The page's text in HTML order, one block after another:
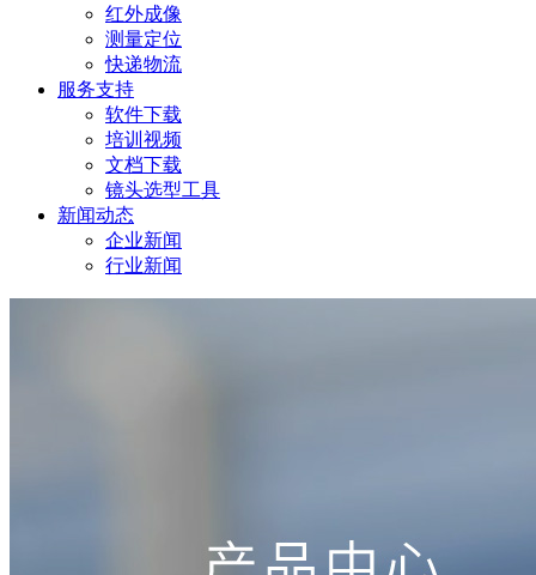
红外成像
测量定位
快递物流
服务支持
软件下载
培训视频
文档下载
镜头选型工具
新闻动态
企业新闻
行业新闻